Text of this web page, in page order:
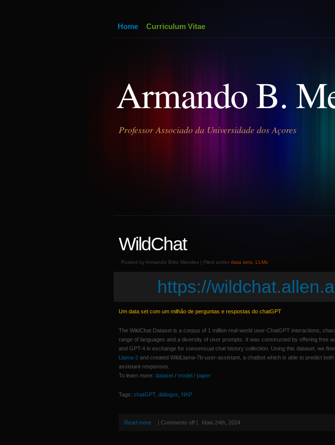
Armando B.
Professor Associado da Universidade dos Açores
Home Curriculum Vitae
WildChat
Posted by Armando Brito Mendes | Filed under data sets LLMs
https://
Um data set com um milhão de perguntas e respostas do chatGPT
The WildChat Dataset is a corpus of 1 million real-world user-ChatGPT interactions,
range of languages and a diversity of user prompts. It was constructed by offering free
and GPT-4 in exchange for consensual chat history collection. Using this dataset, we
Llama-2 and created WildLlama-7b-user-assistant, a chatbot which is able to predict
assistant responses.
To learn more: dataset / model / paper
Tags: chatGPT, diálogos NKP
Read more | Comments off | Maio 24th, 2024